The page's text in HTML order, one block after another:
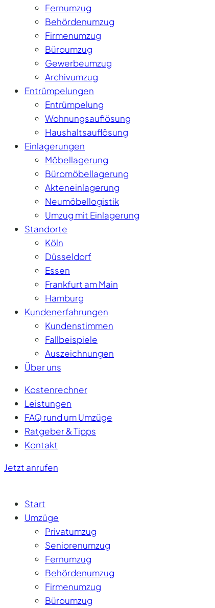
Fernumzug
Behördenumzug
Firmenumzug
Büroumzug
Gewerbeumzug
Archivumzug
Entrümpelungen
Entrümpelung
Wohnungsauflösung
Haushaltsauflösung
Einlagerungen
Möbellagerung
Büromöbellagerung
Akteneinlagerung
Neumöbellogistik
Umzug mit Einlagerung
Standorte
Köln
Düsseldorf
Essen
Frankfurt am Main
Hamburg
Kundenerfahrungen
Kundenstimmen
Fallbeispiele
Auszeichnungen
Über uns
Kostenrechner
Leistungen
FAQ rund um Umzüge
Ratgeber & Tipps
Kontakt
Jetzt anrufen
Start
Umzüge
Privatumzug
Seniorenumzug
Fernumzug
Behördenumzug
Firmenumzug
Büroumzug